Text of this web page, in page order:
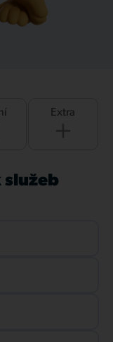
Extra
služeb